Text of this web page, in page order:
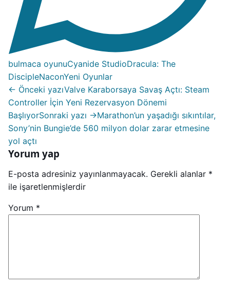
bulmaca oyunuCyanide StudioDracula: The
DiscipleNaconYeni Oyunlar
← Önceki yazıValve Karaborsaya Savaş Açtı: Steam
Controller İçin Yeni Rezervasyon Dönemi
BaşlıyorSonraki yazı →Marathon’un yaşadığı sıkıntılar,
Sony’nin Bungie’de 560 milyon dolar zarar etmesine
yol açtı
Yorum yap
E-posta adresiniz yayınlanmayacak. Gerekli alanlar *
ile işaretlenmişlerdir
Yorum *